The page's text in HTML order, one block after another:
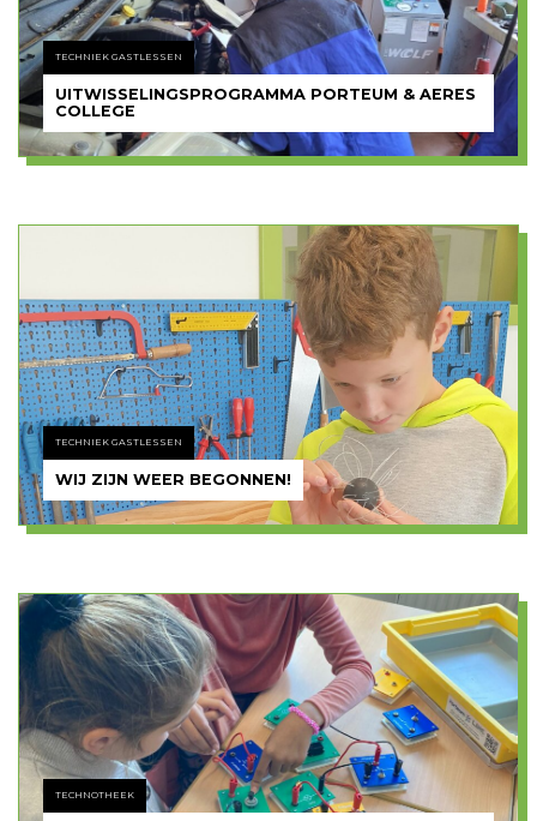
TECHNIEK GASTLESSEN
UITWISSELINGSPROGRAMMA PORTEUM & AERES
COLLEGE
TECHNIEK GASTLESSEN
WIJ ZIJN WEER BEGONNEN!
TECHNOTHEEK